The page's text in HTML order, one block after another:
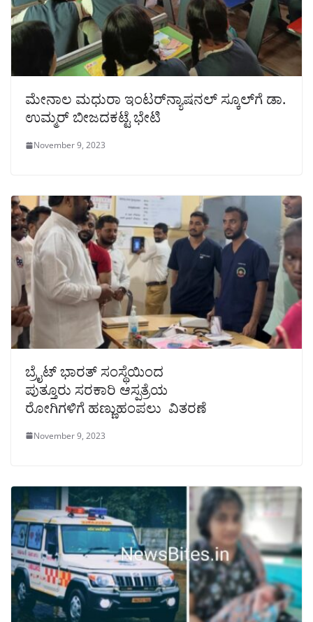
ಮೇನಾಲ ಮಧುರಾ ಇಂಟರ್‌ನ್ಯಾಷನಲ್ ಸ್ಕೂಲ್‌ಗೆ ಡಾ.
ಉಮ್ಮರ್ ಬೀಜದಕಟ್ಟೆ ಭೇಟಿ
November 9, 2023
ಬ್ರೈಟ್ ಭಾರತ್ ಸಂಸ್ಥೆಯಿಂದ
ಪುತ್ತೂರು ಸರಕಾರಿ ಆಸ್ಪತ್ರೆಯ
ರೋಗಿಗಳಿಗೆ ಹಣ್ಣುಹಂಪಲು ವಿತರಣೆ
November 9, 2023